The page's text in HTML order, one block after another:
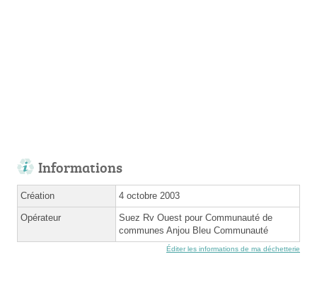
Informations
Création 4 octobre 2003
Opérateur
Suez Rv Ouest pour Communauté de
communes Anjou Bleu Communauté
Éditer les informations de ma déchetterie